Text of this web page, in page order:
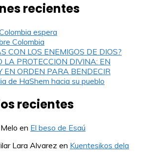
recientes
espera
Colombia
CON LOS ENEMIGOS DE DIOS?
LA PROTECCION DIVINA: EN
EN ORDEN PARA BENDECIR
de HaShem hacia su pueblo
recientes
en El beso de Esaú
Lara Alvarez en Kuentesikos dela